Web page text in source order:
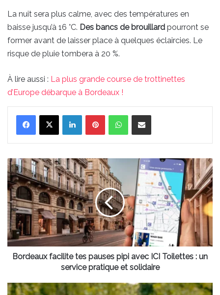
La nuit sera plus calme, avec des températures en
baisse jusqu’à 16 °C. Des bancs de brouillard pourront se
former avant de laisser place à quelques éclaircies. Le
risque de pluie tombera à 20 %.
À lire aussi : La plus grande course de trottinettes
d’Europe débarque à Bordeaux !
LinkedinPinterestWhatsAppPartager par email
Bordeaux
facilite
tes
pauses
pipi
avec
ICI
Toilettes
:
un
et
Bordeaux facilite tes pauses pipi avec ICI Toilettes : un
service pratique et solidaire
Une